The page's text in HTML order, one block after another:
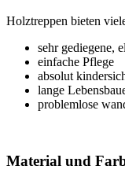
Holztreppen bieten
sehr gediegene,
einfache Pflege
absolut
lange
problemlose
Material und